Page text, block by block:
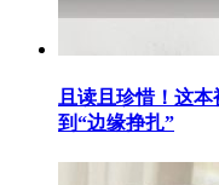
且读且珍惜！这
到“边缘挣扎”